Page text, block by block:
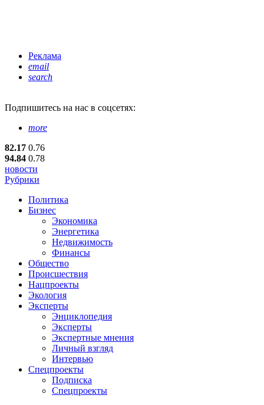
Реклама
email
search
Подпишитесь на нас в соцсетях:
more
82.17 0.76
94.84 0.78
новости
Рубрики
Политика
Бизнес
Экономика
Энергетика
Недвижимость
Финансы
Общество
Происшествия
Нацпроекты
Экология
Эксперты
Энциклопедия
Эксперты
Экспертные мнения
Личный взгляд
Интервью
Спецпроекты
Подписка
Спецпроекты